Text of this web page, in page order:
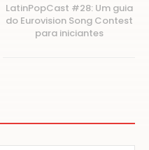
LatinPopCast #28: Um guia
do Eurovision Song Contest
para iniciantes